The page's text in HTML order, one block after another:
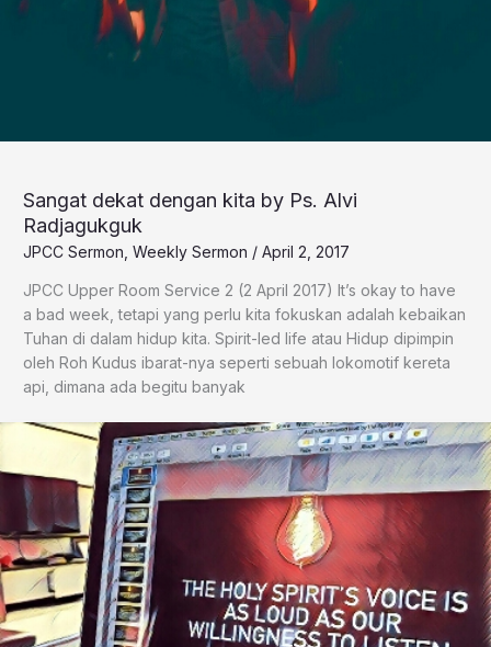
Sangat dekat dengan kita by Ps. Alvi
Radjagukguk
JPCC Sermon Weekly Sermon / April 2, 2017
JPCC Upper Room Service 2 (2 April 2017) It’s okay to have
a bad week, tetapi yang perlu kita fokuskan adalah kebaikan
Tuhan di dalam hidup kita. Spirit-led life atau Hidup dipimpin
oleh Roh Kudus ibarat-nya seperti sebuah lokomotif kereta
api, dimana ada begitu banyak